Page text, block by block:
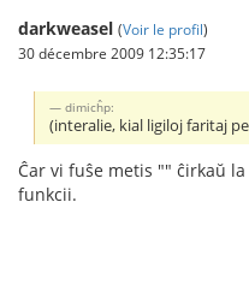
darkweasel (Voir le profil)
30 décembre 2009 12:35:17
dimicĥp:
(interalie, kial ligiloj faritaj
Ĉar vi fuŝe metis "" ĉirkaŭ
funkcii.